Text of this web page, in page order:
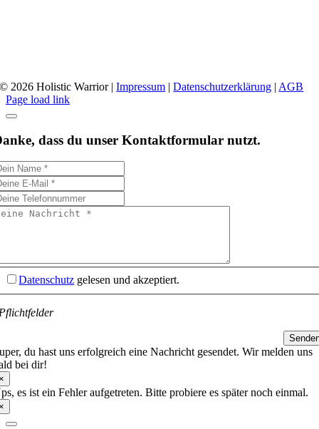
© 2026 Holistic Warrior | Impressum | Datenschutzerklärung | AGB
Page load link
dass du unser Kontaktformular nutzt.
Datenschutz gelesen und akzeptiert.
du hast uns erfolgreich eine Nachricht gesendet. Wir melden uns
bei dir!
es ist ein Fehler aufgetreten. Bitte probiere es später noch einmal.